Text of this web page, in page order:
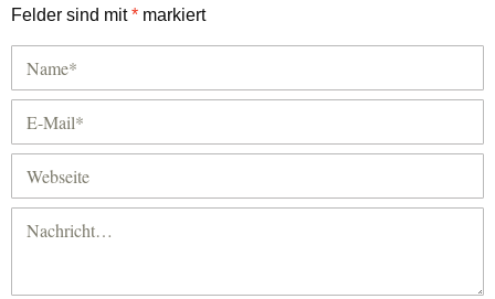
Felder sind mit* markiert